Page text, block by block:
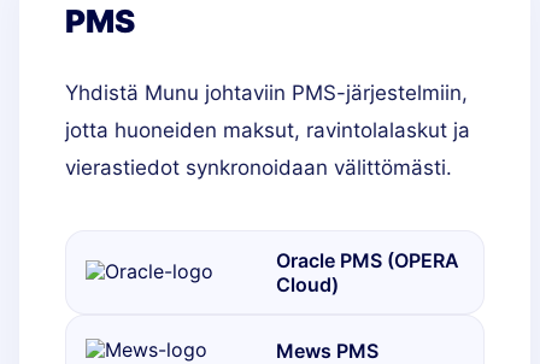
PMS
Yhdistä Munu johtaviin PMS-järjestelmiin,
jotta huoneiden maksut, ravintolalaskut ja
vierastiedot synkronoidaan välittömästi.
Oracle PMS (OPERA
Cloud)
Mews PMS